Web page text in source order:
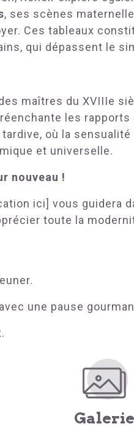
, ses scènes
Ces tableaux
qui dépassent le
maîtres du XVIIIe
réenchante les
où la sensualité
et universelle.
nouveau !
ici] vous guidera
toute la
une pause
Galerie